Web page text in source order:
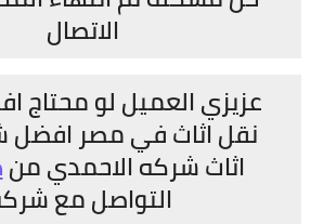
الاتصال
عزيزي العميل لو محتاج
نقل اثاث في مصر افضل
اثاث شركه الاحمدي من
التواصل مع